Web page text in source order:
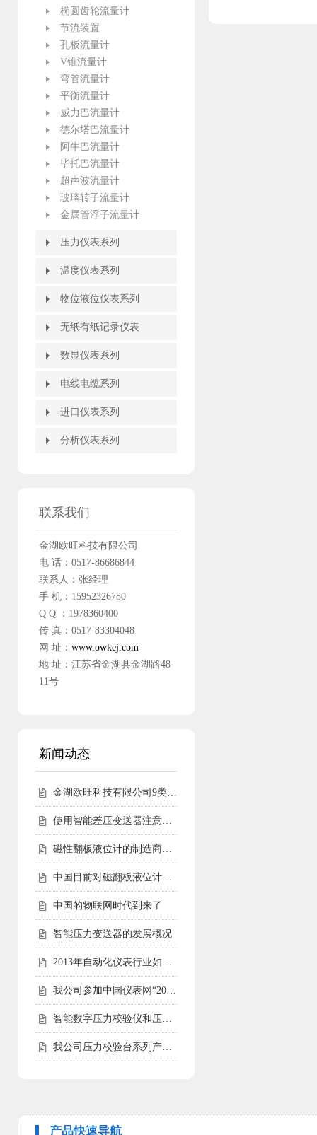
椭圆齿轮流量计
节流装置
孔板流量计
V锥流量计
弯管流量计
平衡流量计
威力巴流量计
德尔塔巴流量计
阿牛巴流量计
毕托巴流量计
超声波流量计
玻璃转子流量计
金属管浮子流量计
压力仪表系列
压力仪表系列
指针压力表
电容式压力变送器
数字压力表
扩散硅压力变送器
压力变送控制仪/压力开关
防腐型压力变送器
单晶硅压力变送器
智能差压变送器
温度仪表系列
温度仪表系列
热电阻温度计
温度变送器
双金属温度计
温度远传监测仪
温度变送控制仪
就地温度数字显示仪
物位液位仪表系列
物位液位仪表系列
重锤式料位计
高频雷达物位计
智能雷达物位计
导波雷达物位计
超声波物位计
磁翻板液位计
磁性翻柱液位计
磁性浮子液位计
磁性浮球液位计
磁性液位计
浮标液位计
玻璃管液位计
石英管液位计
智能液位变送器
液位物位开关
无纸有纸记录仪表
无纸有纸记录仪表
有纸记录仪
无纸记录仪
流量积算记录仪
数显仪表系列
数显仪表系列
智能数字显示调节仪
智能PID调节器
智能双色电接点液位计
智能流量积算控制仪
WB系列智能温度变送器
智能配电器调理器隔离栅
闪光报警器
智能手操器
手持式智能操作器
智能液晶显示仪
大屏显示器
电线电缆系列
电线电缆系列
信号电缆
进口仪表系列
进口仪表系列
分析仪表系列
分析仪表系列
联系我们
金湖欧旺科技有限公司
电 话：0517-86686844
联系人：张经理
手 机：15952326780
Q Q ：1978360400
传 真：0517-83304048
网 址： www.owkej.com
地 址：江苏省金湖县金湖路48-
11号
新闻动态
金湖欧旺科技有限公司9类尧仪商标持有，明确授权边界
使用智能差压变送器注意事项
磁性翻板液位计的制造商会告诉您磁性翻板液位计适用范围
中国目前对磁翻板液位计的需求仍然相对较高
中国的物联网时代到来了
智能压力变送器的发展概况
2013年自动化仪表行业如何走好自己的路
我公司参加中国仪表网“2012年度第二届中国仪表网十大实力供应商
智能数字压力校验仪和压力校验台受客户青睐
我公司压力校验台系列产品完成全面升级
产品快速导航